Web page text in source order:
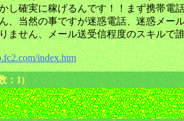
し確実に稼げるんです！！まず携帯
、当然の事ですが迷惑電話、迷惑メ
ません、メール送受信程度のスキルで
index.htm
：1)